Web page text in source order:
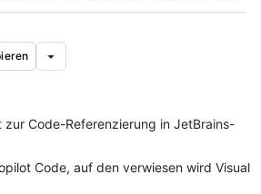
zur Code-Referenzierung in JetBrains-
Code, auf den verwiesen wird Visual